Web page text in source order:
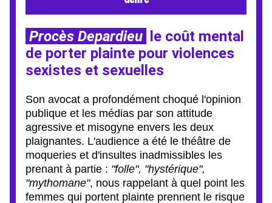
Procès Depardieu
le coût mental
de porter plainte pour violences
sexistes et sexuelles
Son avocat a profondément choqué l'opinion
publique et les médias par son attitude
agressive et misogyne envers les deux
plaignantes. L'audience a été le théâtre de
moqueries et d'insultes inadmissibles les
prenant à partie : "folle", "hystérique",
"mythomane", nous rappelant à quel point les
femmes qui portent plainte prennent le risque